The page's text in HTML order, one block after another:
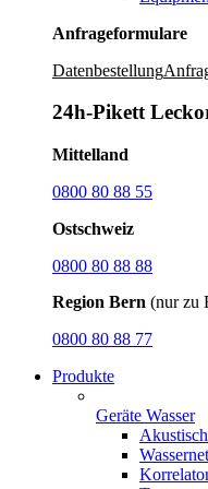
Anfrageformulare
Datenbestellung
24h-Pikett
Mittelland
0800 80 88 55
Ostschweiz
0800 80 88 88
Region Bern (nur zu
0800 80 88 77
Produkte
Geräte Wasser